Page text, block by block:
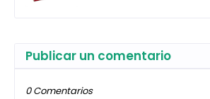
Publicar un comentario
0 Comentarios